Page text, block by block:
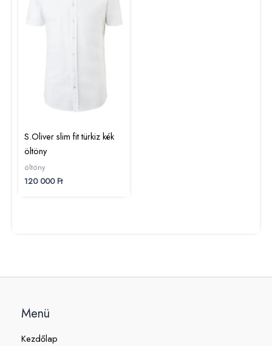
S.Oliver slim fit türkiz kék
öltöny
öltöny
120 000Ft
Menü
Kezdőlap